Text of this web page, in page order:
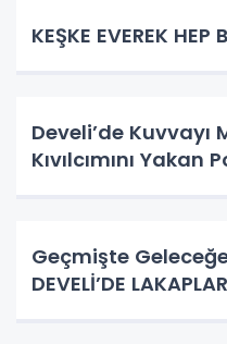
KEŞKE EVEREK HEP
Develi’de Kuvvayı
Kıvılcımını Yakan
Geçmişte
DEVELİ’DE LAKAPLAR